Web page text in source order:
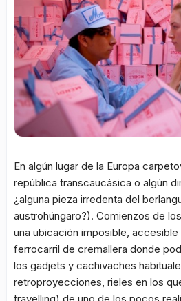
En algún lugar de la Europa
república transcaucásica o algún
¿alguna pieza irredenta del
austrohúngaro?). Comienzos de
una ubicación imposible, accesible
ferrocarril de cremallera donde
los gadjets y cachivaches
retroproyecciones, rieles en los